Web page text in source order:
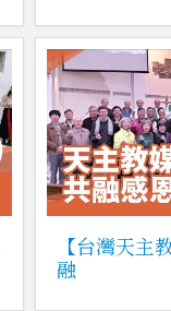
【台灣天主
融